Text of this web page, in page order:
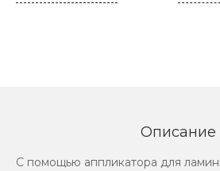
Описание
С помощью аппликатора для